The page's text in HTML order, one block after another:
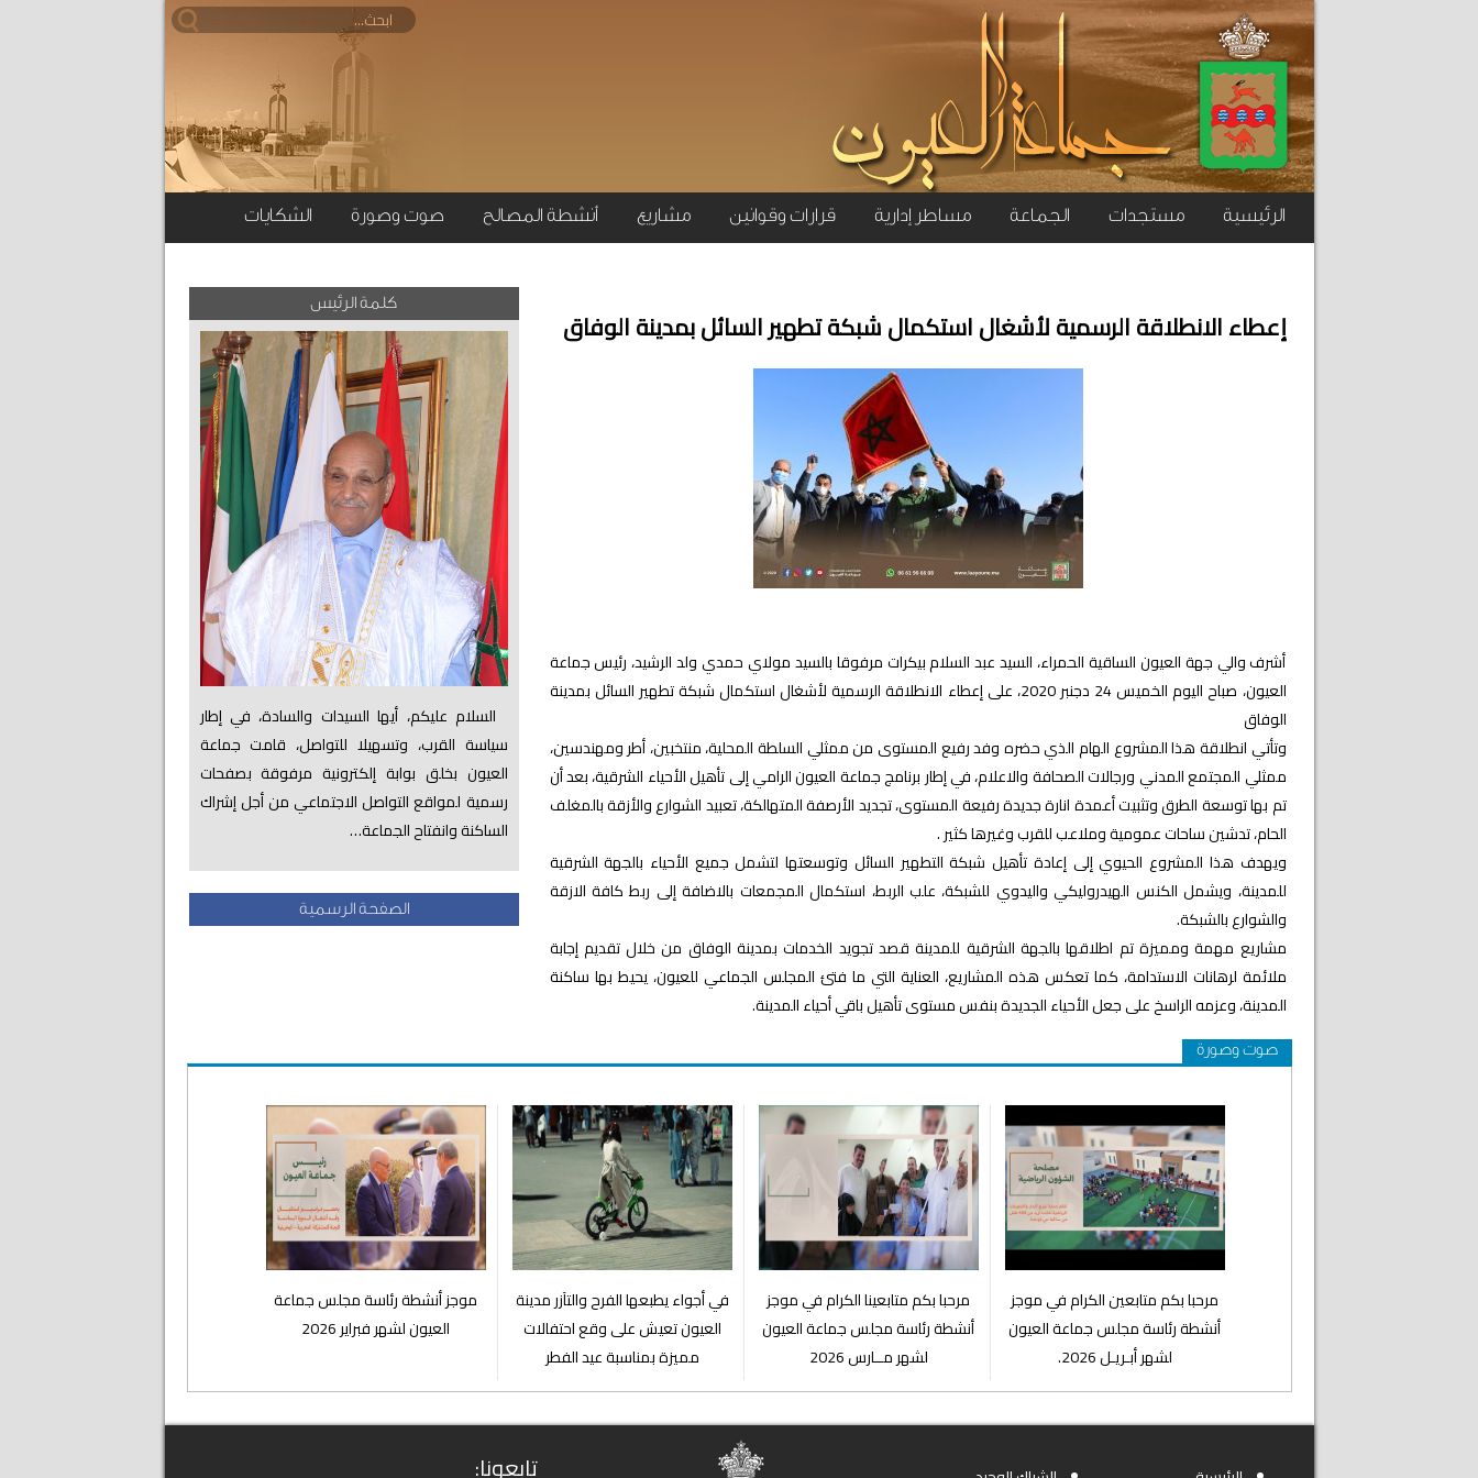
الرئيسية مستجدات الجماعة مساطر إدارية قرارات وقوانين مشاريع أنشطة المصالح صوت وصورة الشكايات
إعطاء الانطلاقة الرسمية لأشغال استكمال شبكة تطهير السائل بمدينة الوفاق
أشرف والي جهة العيون الساقية الحمراء، السيد عبد السلام بيكرات مرفوقا بالسيد مولاي حمدي ولد الرشيد، رئيس جماعة
العيون، صباح اليوم الخميس 24 دجنبر 2020، على إعطاء الانطلاقة الرسمية لأشغال استكمال شبكة تطهير السائل بمدينة
الوفاق
وتأتي انطلاقة هذا المشروع الهام الذي حضره وفد رفيع المستوى من ممثلي السلطة المحلية، منتخبين، أطر ومهندسين،
ممثلي المجتمع المدني ورجالات الصحافة والاعلام، في إطار برنامج جماعة العيون الرامي إلى تأهيل الأحياء الشرقية، بعد أن
تم بها توسعة الطرق وتثبيت أعمدة انارة جديدة رفيعة المستوى، تجديد الأرصفة المتهالكة، تعبيد الشوارع والأزقة بالمغلف
الحام، تدشين ساحات عمومية وملاعب للقرب وغيرها كثير .
‏ويهدف هذا المشروع الحيوي إلى إعادة تأهيل شبكة التطهير السائل وتوسعتها لتشمل جميع الأحياء بالجهة الشرقية
للمدينة، ويشمل الكنس الهيدروليكي واليدوي للشبكة، علب الربط، استكمال المجمعات بالاضافة إلى ربط كافة الازقة
والشوارع بالشبكة.
مشاريع مهمة ومميزة تم اطلاقها بالجهة الشرقية للمدينة قصد تجويد الخدمات بمدينة الوفاق من خلال تقديم إجابة
ملائمة لرهانات الاستدامة، كما تعكس هذه المشاريع، العناية التي ما فتئ المجلس الجماعي للعيون، يحيط بها ساكنة
المدينة، وعزمه الراسخ على جعل الأحياء الجديدة بنفس مستوى تأهيل باقي أحياء المدينة.
كلمة الرئيس
السلام عليكم، أيها السيدات والسادة، في إطار
سياسة القرب، وتسهيلا للتواصل، قامت جماعة
العيون بخلق بوابة إلكترونية مرفوقة بصفحات
رسمية لمواقع التواصل الاجتماعي من أجل إشراك
الساكنة وانفتاح الجماعة…
الصفحة الرسمية
صوت وصورة
⁨مرحبا بكم متابعين الكرام في موجز
أنشطة رئاسة مجلس جماعة العيون
لشهر أبـريـل 2026.
مرحبا بكم متابعينا الكرام في موجز
أنشطة رئاسة مجلس جماعة العيون
لشهر مــارس 2026
في أجواء يطبعها الفرح والتآزر مدينة
العيون تعيش على وقع احتفالات
مميزة بمناسبة عيد الفطر
موجز أنشطة رئاسة مجلس جماعة
العيون لشهر فبراير 2026
تابعونا: